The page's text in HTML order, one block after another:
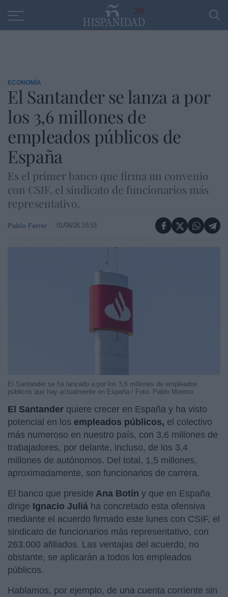
30
ECONOMÍA
El Santander se lanza a por
los 3,6 millones de
empleados públicos de
España
Es el primer banco que firma un convenio
con CSIF, el sindicato de funcionarios más
representativo.
Pablo Ferrer 01/06/26 16:53
El Santander se ha lanzado a por los 3,6 millones de empleados
públicos que hay actualmente en España / Foto: Pablo Moreno
El Santander quiere crecer en España y ha visto
potencial en los empleados públicos, el colectivo
más numeroso en nuestro país, con 3,6 millones de
trabajadores, por delante, incluso, de los 3,4
millones de autónomos. Del total, 1,5 millones,
aproximadamente, son funcionarios de carrera.
El banco que preside Ana Botín y que en España
dirige Ignacio Juliá ha concretado esta ofensiva
mediante el acuerdo firmado este lunes con CSIF, el
sindicato de funcionarios más representativo, con
263.000 afiliados. Las ventajas del acuerdo, no
obstante, se aplicarán a todos los empleados
públicos.
Hablamos, por ejemplo, de una cuenta corriente sin